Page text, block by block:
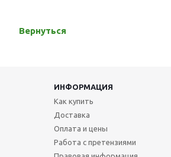
Вернуться
ИНФОРМАЦИЯ
Как купить
Доставка
Оплата и цены
Работа с претензиями